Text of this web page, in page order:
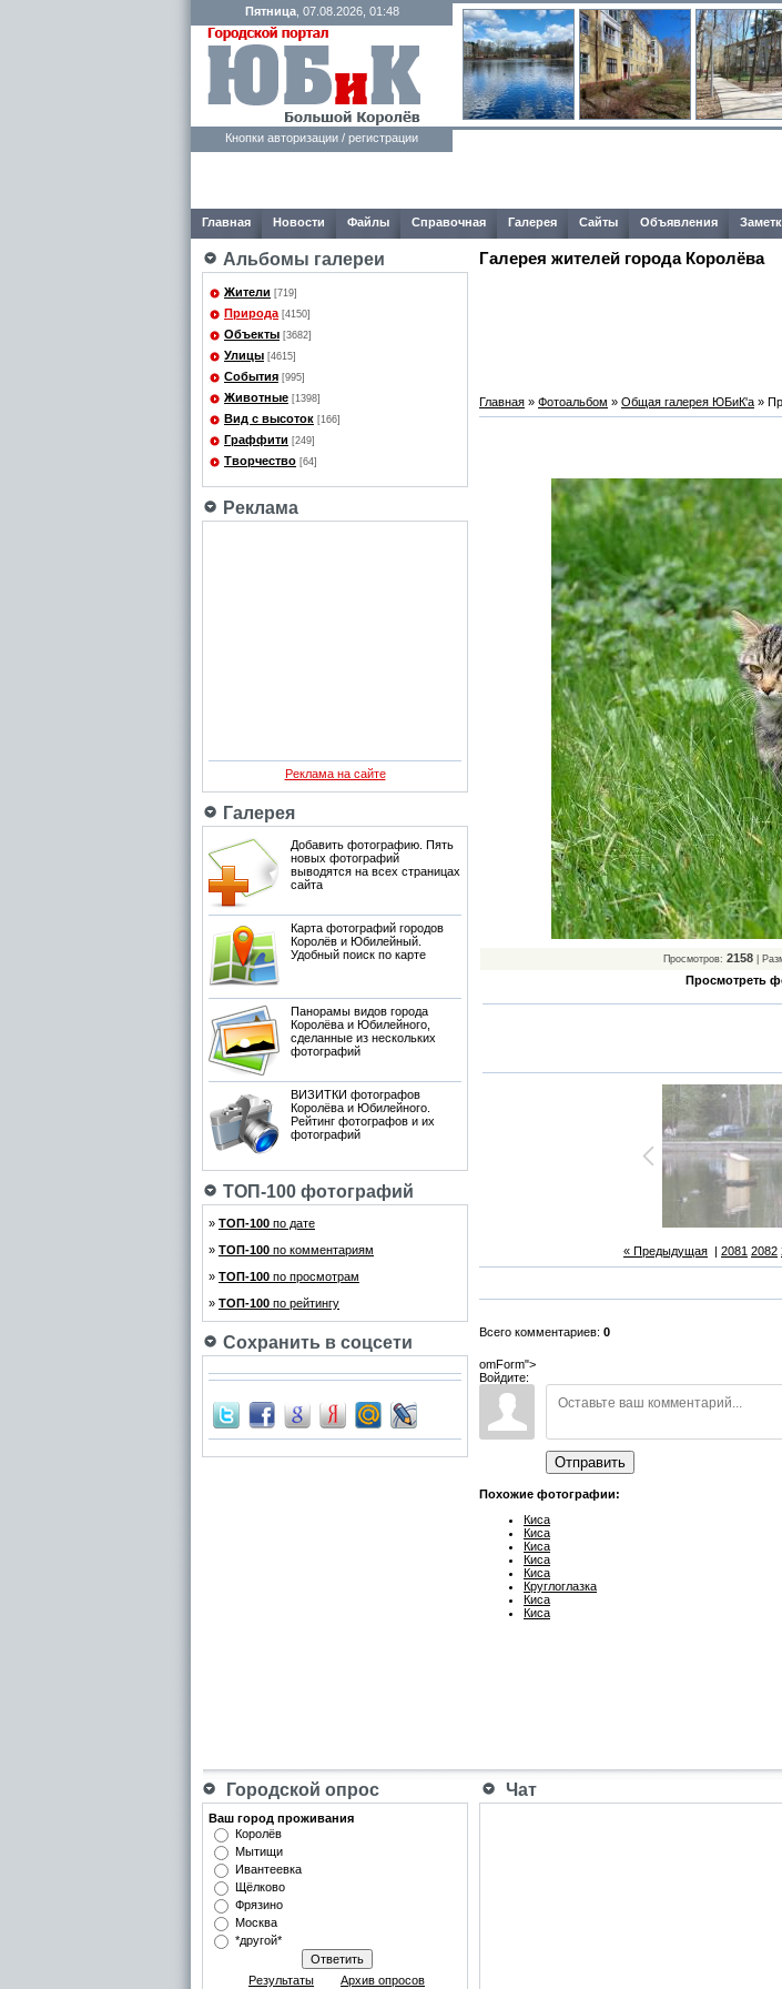
Пятница, 07.08.2026, 01:48
Кнопки авторизации / регистрации
Главная Новости Файлы Справочная Галерея Сайты Объявления
Альбомы галереи
Жители [719]
Природа [4150]
Объекты [3682]
Улицы [4615]
События [995]
Животные [1398]
Вид с высоток [166]
Граффити [249]
Творчество [64]
Реклама
Реклама на сайте
Галерея
Добавить фотографию. Пять
новых фотографий
выводятся на всех страницах
сайта
Карта фотографий городов
Королёв и Юбилейный.
Удобный поиск по карте
Панорамы видов города
Королёва и Юбилейного,
сделанные из нескольких
фотографий
ВИЗИТКИ фотографов
Королёва и Юбилейного.
Рейтинг фотографов и их
фотографий
ТОП-100 фотографий
» ТОП-100 по дате
» ТОП-100 по комментариям
» ТОП-100 по просмотрам
» ТОП-100 по рейтингу
Сохранить в соцсети
Галерея жителей города Королёва
Главная » Фотоальбом » Общая галерея ЮБиК'a »
Просмотров: 2158 |
Просмотреть
« Предыдущая | 2081 2082
Всего комментариев: 0
omForm">
Войдите:
Отправить
Похожие фотографии:
Киса
Киса
Киса
Киса
Киса
Круглоглазка
Киса
Киса
Городской опрос Чат
Ваш город проживания
Королёв
Мытищи
Ивантеевка
Щёлково
Фрязино
Москва
*другой*
Результаты Архив опросов